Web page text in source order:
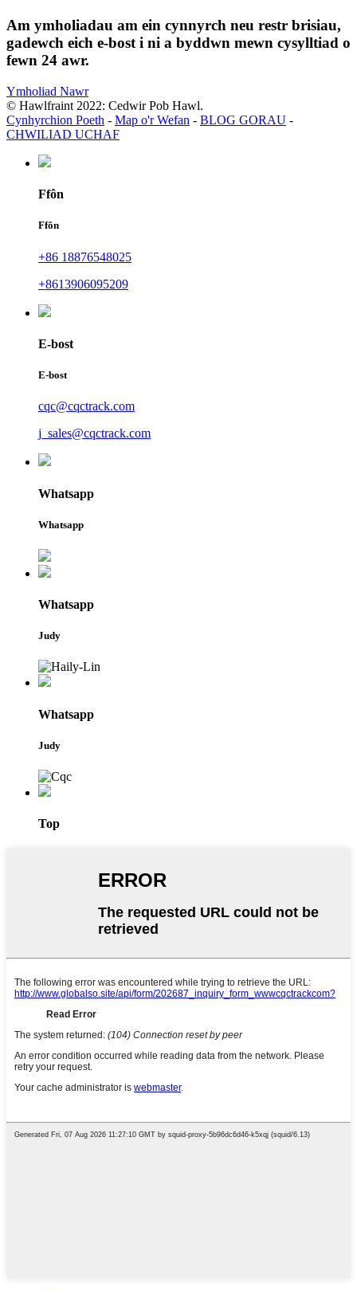
Am ymholiadau am ein cynnyrch neu restr brisiau,
gadewch eich e-bost i ni a byddwn mewn cysylltiad o
fewn 24 awr.
Ymholiad Nawr
© Hawlfraint 2022: Cedwir Pob Hawl.
Cynhyrchion Poeth - Map o'r Wefan - BLOG GORAU -
CHWILIAD UCHAF
Ffôn
Ffôn
+86 18876548025
+8613906095209
E-bost
E-bost
cqc@cqctrack.com
j_sales@cqctrack.com
Whatsapp
Whatsapp
Whatsapp
Judy
Whatsapp
Judy
Top